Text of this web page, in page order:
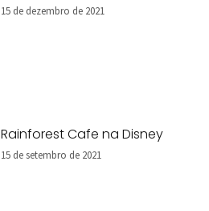
15 de dezembro de 2021
Rainforest Cafe na Disney
15 de setembro de 2021